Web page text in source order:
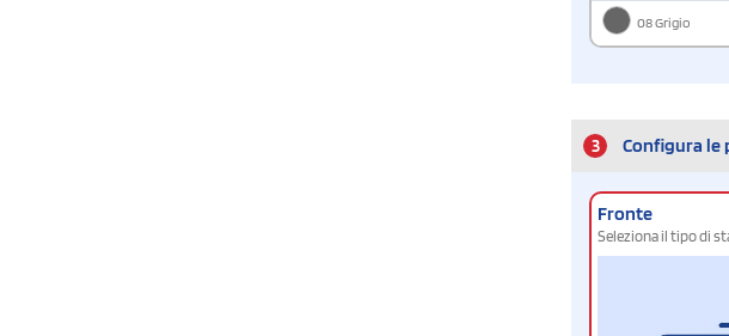
08 Grigio
3 Configura le
Fronte
Seleziona il tipo di